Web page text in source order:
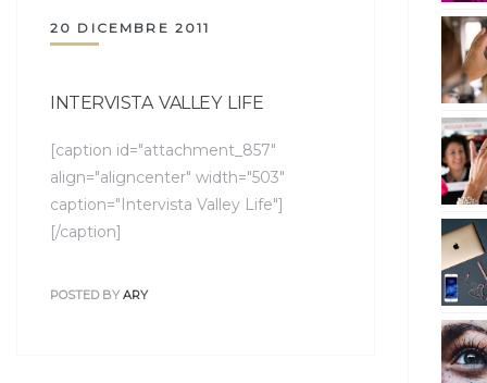
20 DICEMBRE 2011
INTERVISTA VALLEY LIFE
[caption id="attachment_857"
align="aligncenter" width="503"
caption="Intervista Valley Life"]
[/caption]
POSTED BY ARY